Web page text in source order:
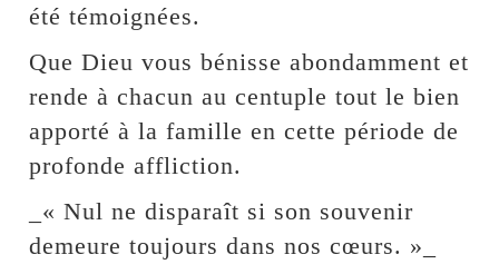
été témoignées.
Que Dieu vous bénisse abondamment et
rende à chacun au centuple tout le bien
apporté à la famille en cette période de
profonde affliction.
_« Nul ne disparaît si son souvenir
demeure toujours dans nos cœurs. »_